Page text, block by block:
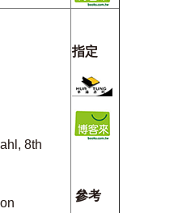
8th
指定
參考